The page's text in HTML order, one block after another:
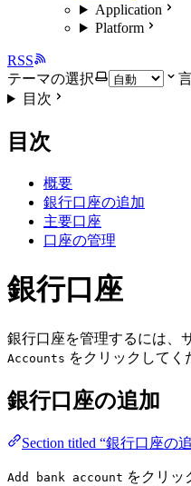
Application
Platform
RSS
テーマの選択
目次
目次
概要
銀行口座の追加
主要口座
口座の管理
銀行口座
銀行口座を管理するには、
Accounts をクリックしてく
銀行口座の追加
Section titled “銀行口座の
Add bank account をクリッ